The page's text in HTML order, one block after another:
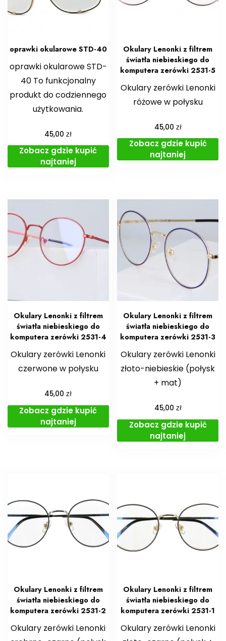
oprawki okularowe STD-40
oprawki okularowe STD-
40 To funkcjonalny
produkt do codziennego
użytkowania.
45,00zł
Zobacz gdzie kupić
najtaniej
Okulary Lenonki z filtrem
światła niebieskiego do
komputera zerówki 2531-5
Okulary zerówki Lenonki
różowe w połysku
45,00 zł
Zobacz gdzie kupić
najtaniej
Okulary Lenonki z filtrem
światła niebieskiego do
komputera zerówki 2531-4
Okulary zerówki Lenonki
czerwone w połysku
45,00zł
Zobacz gdzie kupić
najtaniej
Okulary Lenonki z filtrem
światła niebieskiego do
komputera zerówki 2531-3
Okulary zerówki Lenonki
złoto-niebieskie (połysk
+ mat)
45,00 zł
Zobacz gdzie kupić
najtaniej
Okulary Lenonki z filtrem
światła niebieskiego do
komputera zerówki 2531-2
Okulary zerówki Lenonki
Okulary Lenonki z filtrem
światła niebieskiego do
komputera zerówki 2531-1
Okulary zerówki Lenonki